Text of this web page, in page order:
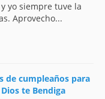
yo siempre tuve la
Aprovecho...
de cumpleaños para
te Bendiga